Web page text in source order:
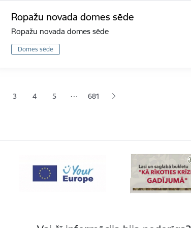
Ropažu novada domes sēde
Ropažu novada domes sēde
Domes sēde
lapaLapa
3 Lapa
4 Lapa
5 … 681